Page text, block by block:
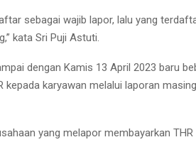
sebagai wajib lapor, lalu yang
kata Sri Puji Astuti.
dengan Kamis 13 April 2023 baru
kepada karyawan melalui laporan
yang melapor membayarkan THR